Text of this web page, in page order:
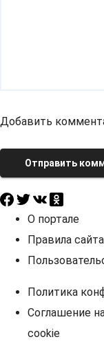
Добавить
Отправить
О портале
Правила
Политика
Соглашение
cookie